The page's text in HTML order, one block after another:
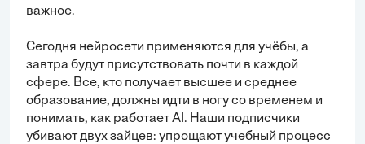
важное.
Сегодня нейросети применяются для учёбы, а
завтра будут присутствовать почти в каждой
сфере. Все, кто получает высшее и среднее
образование, должны идти в ногу со временем и
понимать, как работает AI. Наши подписчики
убивают двух зайцев: упрощают учебный процесс